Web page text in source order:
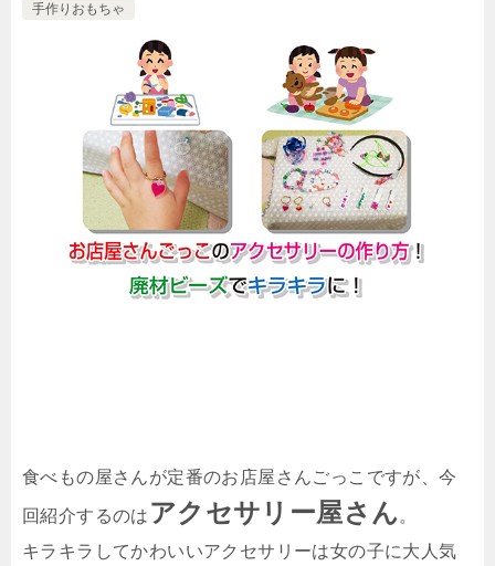
手作りおもちゃ
食べもの屋さんが定番のお店屋さんごっこですが、今
回紹介するのは アクセサリー屋さん。
キラキラしてかわいいアクセサリーは女の子に大人気